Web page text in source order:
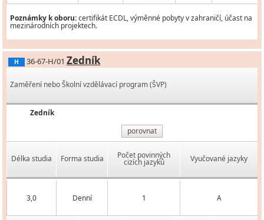
Poznámky k oboru:certifikát ECDL, výměnné pobyty v zahraničí, účast na
mezinárodních projektech.
H 36-67-H/01 Zedník
Zaměření nebo Školní vzdělávací program (ŠVP)
Zedník
porovnat
Délka studia Forma studia Počet povinných
cizích jazyků Vyučované jazyky
3,0 Denní 1 A